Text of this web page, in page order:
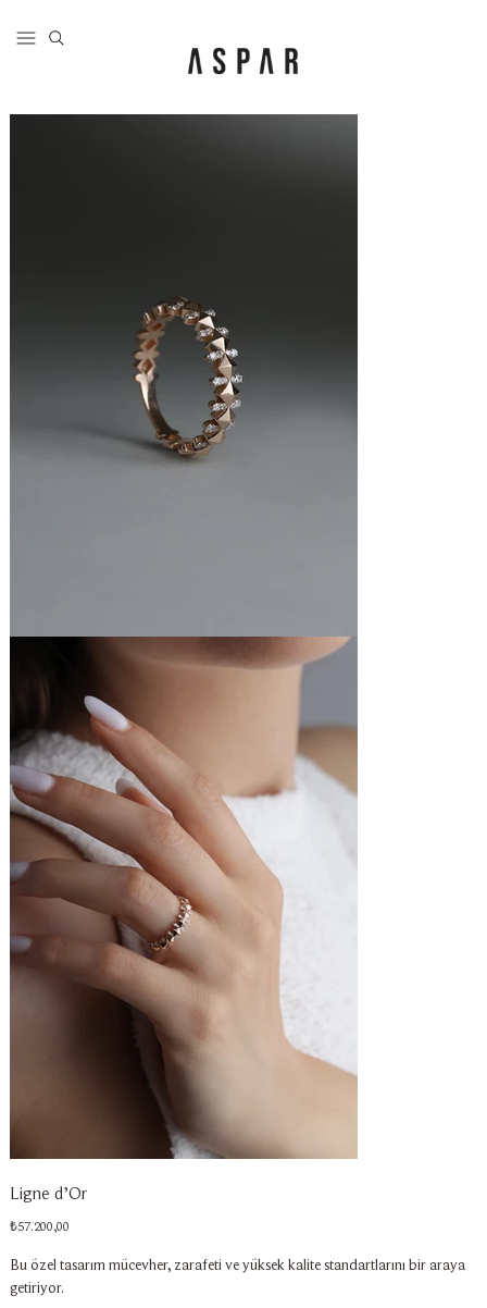
Ligne d’Or
Fiyat
₺57.200,00
Bu özel tasarım mücevher, zarafeti ve yüksek kalite standartlarını bir araya
getiriyor.